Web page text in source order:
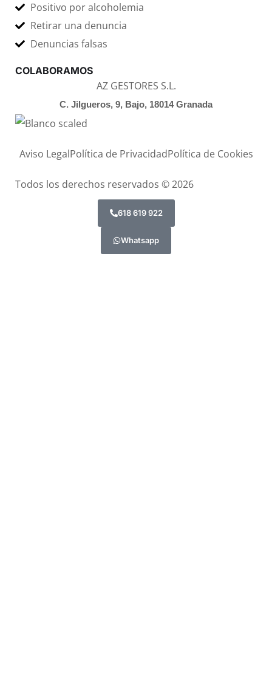
Positivo por alcoholemia
Retirar una denuncia
Denuncias falsas
COLABORAMOS
AZ GESTORES S.L.
C. Jilgueros, 9, Bajo, 18014 Granada
Aviso LegalPolítica de PrivacidadPolítica de Cookies
Todos los derechos reservados © 2026
618 619 922
Whatsapp